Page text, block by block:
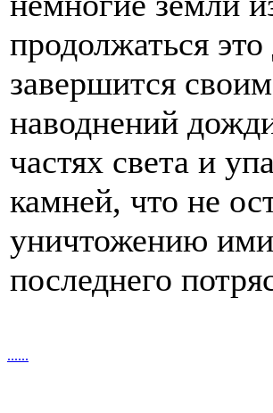
продолжаться
завершится
наводнений
частях света и
камней, что не
уничтожению
последнего
......